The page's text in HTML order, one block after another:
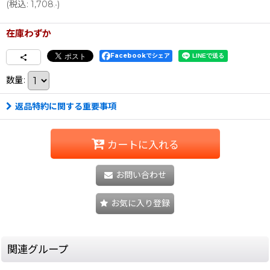
(税込: 1,708.-)
在庫わずか
Facebookでシェア
数量:
返品特約に関する重要事項
カートに入れる
お問い合わせ
お気に入り登録
関連グループ